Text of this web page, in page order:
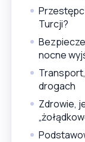
Turcji?
nocne
drogach
Zdrowie,